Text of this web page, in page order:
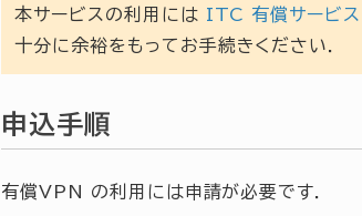
本サービスの利用には ITC 有償サービス
十分に余裕をもってお手続きください．
申込手順
有償VPN の利用には申請が必要です．